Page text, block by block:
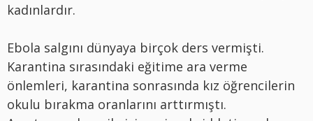
kadınlardır.
Ebola salgını dünyaya birçok ders vermişti.
Karantina sırasındaki eğitime ara verme
önlemleri, karantina sonrasında kız öğrencilerin
okulu bırakma oranlarını arttırmıştı.